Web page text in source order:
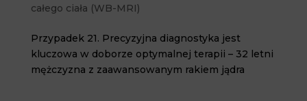
całego ciała (WB-MRI)
Przypadek 21. Precyzyjna diagnostyka jest
kluczowa w doborze optymalnej terapii – 32 letni
mężczyzna z zaawansowanym rakiem jądra